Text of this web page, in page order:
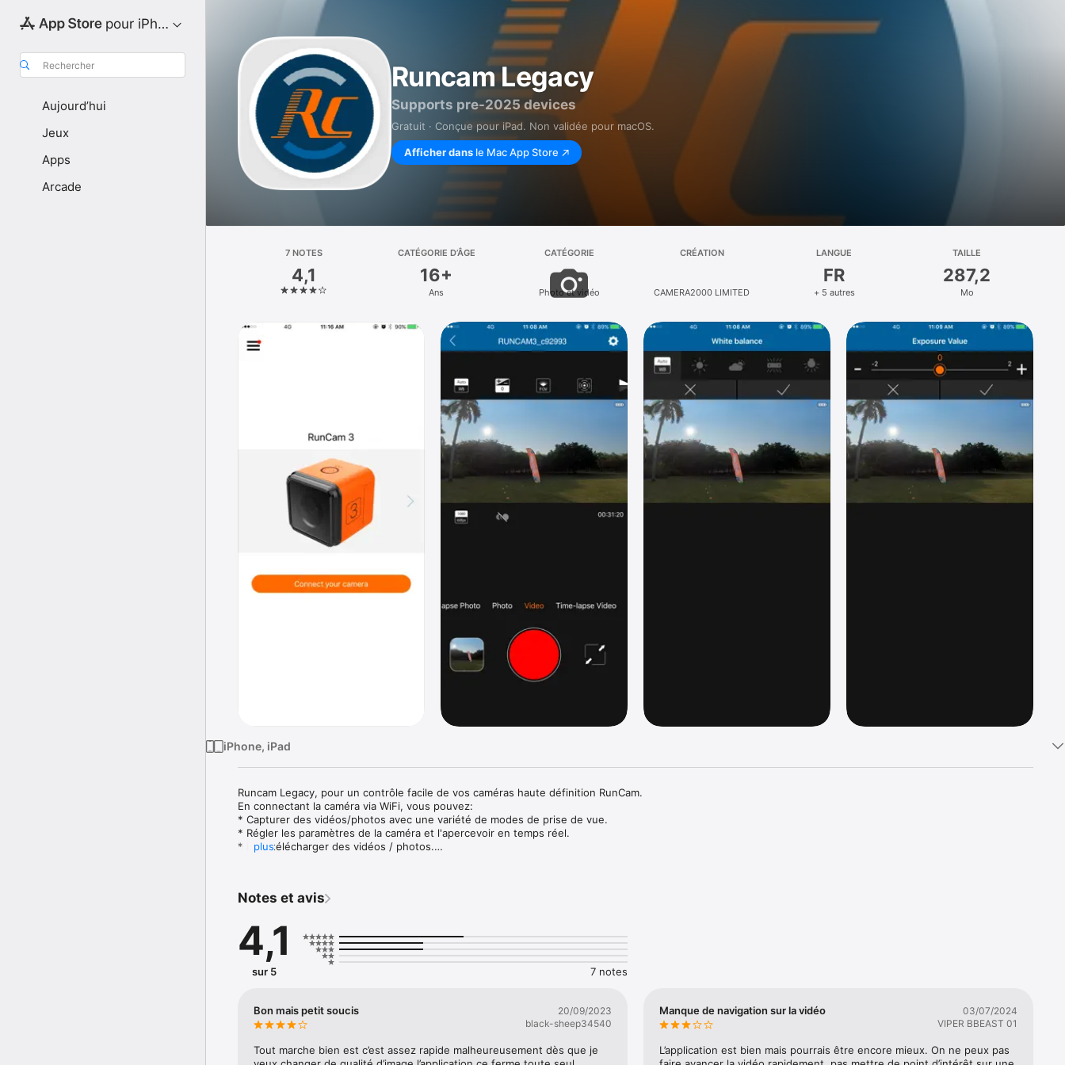
pour iPhone
Rechercher
Aujourd’hui
Jeux
Apps
Arcade
Runcam Legacy
Supports pre-2025 devices
Gratuit · Conçue pour iPad. Non validée pour macOS.
Afficher dans le Mac App Store
7 NOTES
4,1
CATÉGORIE D’ÂGE
16+
Ans
CATÉGORIE
Photo et vidéo
CRÉATION
CAMERA2000 LIMITED
LANGUE
FR
+ 5 autres
TAILLE
287,2
Mo
iPhone, iPad
Runcam Legacy, pour un contrôle facile de vos caméras haute définition RunCam.
En connectant la caméra via WiFi, vous pouvez:
* Capturer des vidéos/photos avec une variété de modes de prise de vue.
* Régler les paramètres de la caméra et l'apercevoir en temps réel.
* Lire/ télécharger des vidéos / photos.
La configuration des paramètres en temps réel
+ Contrôle total de la caméra: régler des paramètres, démarrer/arrêter de l'enregistrement et changer
de mode.
+ Ajuster les paramètres de la caméra et prévisualiser en temps réel selon la scène réelle.
+ Enregistrement en boucle, enregistrement automatique, WDR et plus de paramètres.
Capture / Téléchargement
+ Interface de prise de vue conviviale, facile à utiliser.
plus
Notes et avis
4,1
sur 5 7 notes
Bon mais petit soucis
20/09/2023
black-sheep34540
Tout marche bien est c’est assez rapide malheureusement dès que je
Manque de navigation sur la vidéo
03/07/2024
VIPER BBEAST 01
L’application est bien mais pourrais être encore mieux. On ne peux pas